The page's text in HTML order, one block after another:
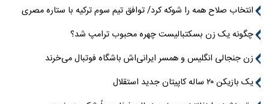
انتخاب صلاح همه را شوکه کرد/ توافق تیم سوم ترکیه با ستاره مصری
چگونه یک زن بسکتبالیست چهره محبوب ترامپ شد؟
زن جنجالی انگلیس و همسر ایرانی‌اش باشگاه فوتبال می‌خرند
یک بازیکن ۲۰ ساله کاپیتان جدید استقلال